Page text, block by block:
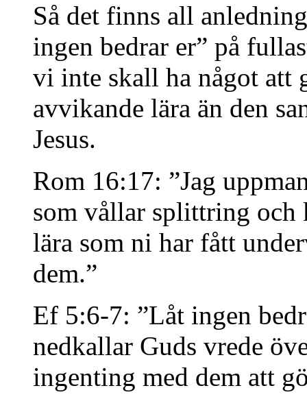
Så det finns all
ingen bedrar er” på
vi inte skall ha något att
avvikande lära än den
Jesus.
Rom 16:17: ”Jag
som vållar splittring
lära som ni har fått
dem.”
Ef 5:6-7: ”Låt ingen
nedkallar Guds vrede
ingenting med dem att